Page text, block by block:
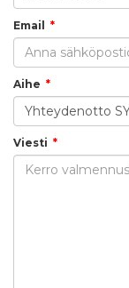
Email
Aihe
Viesti